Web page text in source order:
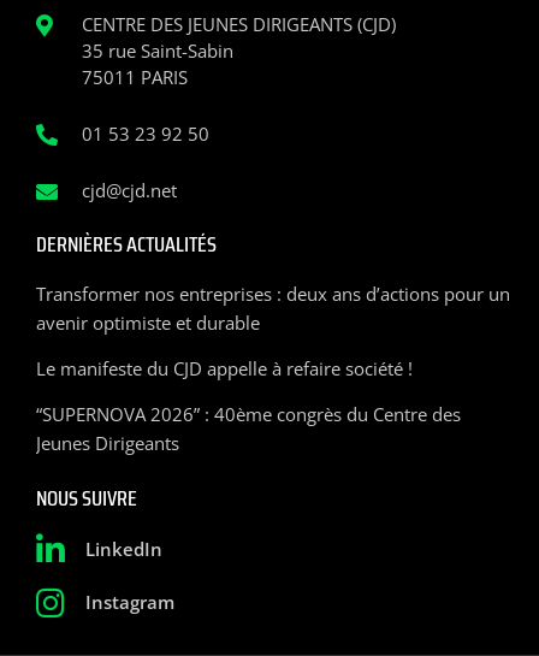
CENTRE DES JEUNES DIRIGEANTS (CJD)
35 rue Saint-Sabin
75011 PARIS
01 53 23 92 50
cjd@cjd.net
DERNIÈRES ACTUALITÉS
Transformer nos entreprises : deux ans d’actions pour un
avenir optimiste et durable
Le manifeste du CJD appelle à refaire société !
“SUPERNOVA 2026” : 40ème congrès du Centre des
Jeunes Dirigeants
NOUS SUIVRE
LinkedIn
Instagram